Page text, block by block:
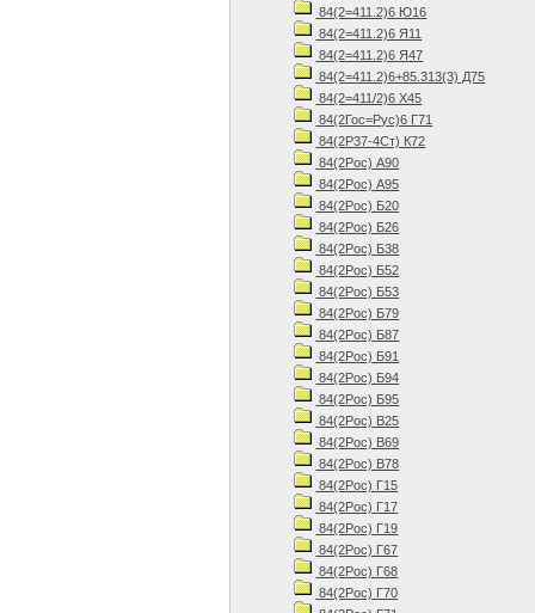
84(2=411.2)6 Ю16
84(2=411.2)6 Я11
84(2=411.2)6 Я47
84(2=411.2)6+85.313(3) Д75
84(2=411/2)6 Х45
84(2Гос=Рус)6 Г71
84(2Р37-4Ст) К72
84(2Рос) А90
84(2Рос) А95
84(2Рос) Б20
84(2Рос) Б26
84(2Рос) Б38
84(2Рос) Б52
84(2Рос) Б53
84(2Рос) Б79
84(2Рос) Б87
84(2Рос) Б91
84(2Рос) Б94
84(2Рос) Б95
84(2Рос) В25
84(2Рос) В69
84(2Рос) В78
84(2Рос) Г15
84(2Рос) Г17
84(2Рос) Г19
84(2Рос) Г67
84(2Рос) Г68
84(2Рос) Г70